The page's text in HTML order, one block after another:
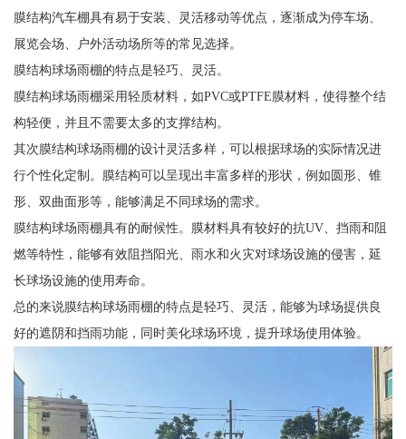
膜结构汽车棚具有易于安装、灵活移动等优点，逐渐成为停车场、
展览会场、户外活动场所等的常见选择。
膜结构球场雨棚的特点是轻巧、灵活。
膜结构球场雨棚采用轻质材料，如PVC或PTFE膜材料，使得整个结
构轻便，并且不需要太多的支撑结构。
其次膜结构球场雨棚的设计灵活多样，可以根据球场的实际情况进
行个性化定制。膜结构可以呈现出丰富多样的形状，例如圆形、锥
形、双曲面形等，能够满足不同球场的需求。
膜结构球场雨棚具有的耐候性。膜材料具有较好的抗UV、挡雨和阻
燃等特性，能够有效阻挡阳光、雨水和火灾对球场设施的侵害，延
长球场设施的使用寿命。
总的来说膜结构球场雨棚的特点是轻巧、灵活，能够为球场提供良
好的遮阴和挡雨功能，同时美化球场环境，提升球场使用体验。